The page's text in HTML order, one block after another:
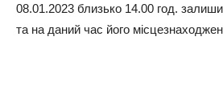
08.01.2023 близько 14.00 год.
та на даний час його